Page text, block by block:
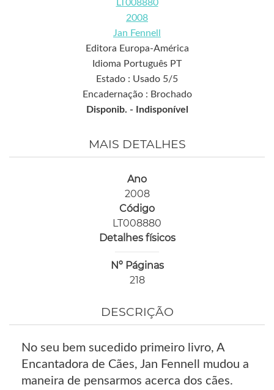
LT008880
2008
Jan Fennell
Editora Europa-América
Idioma Português PT
Estado : Usado 5/5
Encadernação : Brochado
Disponib. -
Indisponível
MAIS DETALHES
Ano
2008
Código
LT008880
Detalhes físicos
Nº Páginas
218
DESCRIÇÃO
No seu bem sucedido primeiro livro, A
Encantadora de Cães, Jan Fennell mudou a
maneira de pensarmos acerca dos cães.